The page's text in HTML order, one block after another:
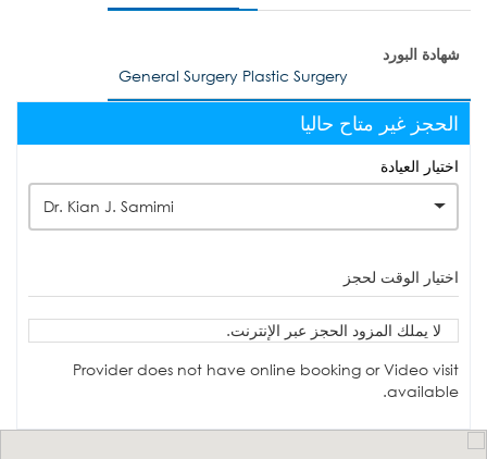
شهادة البورد
General Surgery Plastic Surgery
الحجز غير متاح حاليا
اختيار العيادة
Dr. Kian J. Samimi
اختيار الوقت لحجز
لا يملك المزود الحجز عبر الإنترنت.
Provider does not have online booking or Video visit
available.